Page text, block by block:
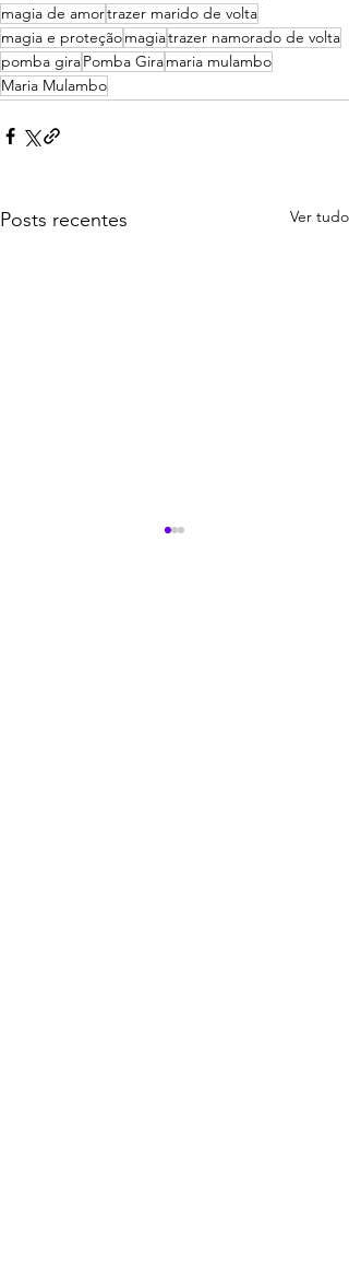
magia de amortrazer marido de volta
magia e proteçãomagiatrazer namorado de volta
pomba giraPomba Giramaria mulambo
Maria Mulambo
Posts recentes Ver tudo